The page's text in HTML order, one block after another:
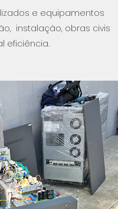
e equipamentos
instalação, obras civis
eficiência.